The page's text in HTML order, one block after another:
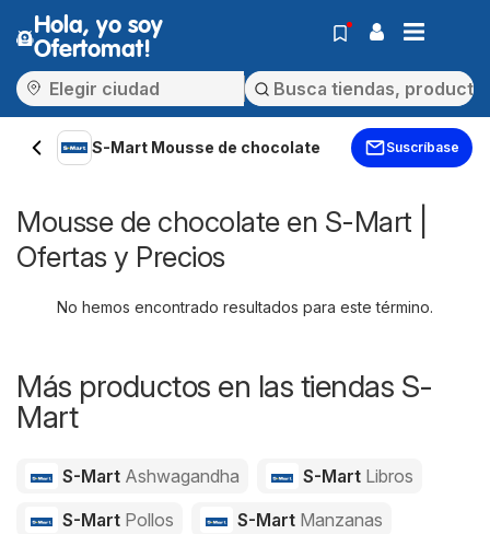
Hola, yo soy
Ofertomat!
S-Mart Mousse de chocolate Suscríbase
Mousse de chocolate en S-Mart |
Ofertas y Precios
No hemos encontrado resultados para este término.
Más productos en las tiendas S-
Mart
S-Mart Ashwagandha S-Mart Libros
S-Mart Pollos S-Mart Manzanas